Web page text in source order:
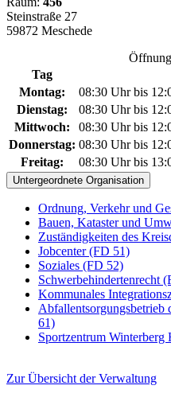
Steinstraße 27
59872 Meschede
Tag
Montag:
08:30 Uhr bis
Dienstag:
08:30 Uhr bis
Mittwoch:
08:30 Uhr bis
Donnerstag: 08:30 Uhr bis
Freitag:
08:30 Uhr bis
Untergeordnete Organisation
Ordnung, Verkehr und
Bauen, Kataster und
Zuständigkeiten des
Jobcenter (FD 51)
Soziales (FD 52)
Schwerbehindertenrecht
Kommunales
Abfallentsorgungsbetrieb
61)
Sportzentrum Winterberg
Zur Übersicht der Verwaltung